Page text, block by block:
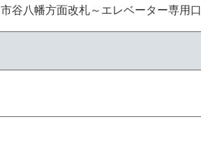
市谷八幡方面改札～エレベーター専用口